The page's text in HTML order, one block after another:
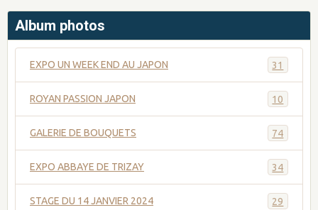
Album photos
EXPO UN WEEK END AU JAPON 31
ROYAN PASSION JAPON 10
GALERIE DE BOUQUETS 74
EXPO ABBAYE DE TRIZAY 34
STAGE DU 14 JANVIER 2024 29